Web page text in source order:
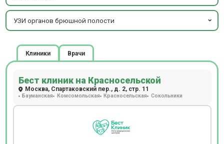
УЗИ органов брюшной полости
Клиники Врачи
Бест клиник на Красносельской
Москва, Спартаковский пер., д. 2, стр. 11
Бауманская Комсомольская Красносельская Сокольники